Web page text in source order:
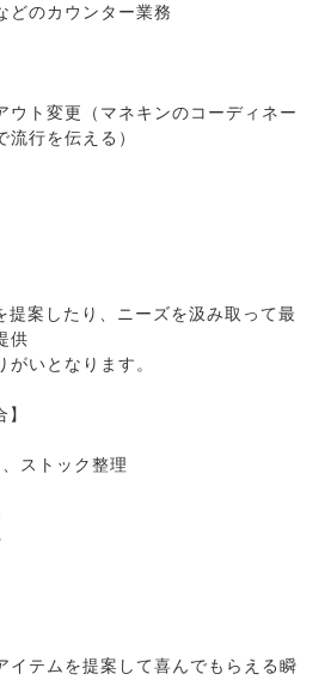
どのカウンター業務
ウト変更（マネキンのコーディネー
流行を伝える）
案したり、ニーズを汲み取って最
供
いとなります。
トック整理
イテムを提案して喜んでもらえる瞬